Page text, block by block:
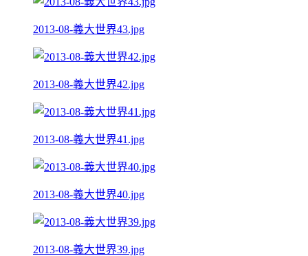
2013-08-義大世界43.jpg
2013-08-義大世界42.jpg
2013-08-義大世界41.jpg
2013-08-義大世界40.jpg
2013-08-義大世界39.jpg